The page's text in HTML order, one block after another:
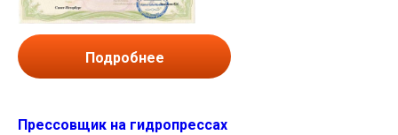
Подробнее
Прессовщик на гидропрессах